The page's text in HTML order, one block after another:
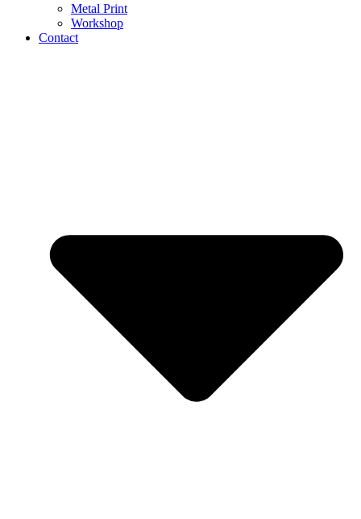
Metal Print
Workshop
Contact